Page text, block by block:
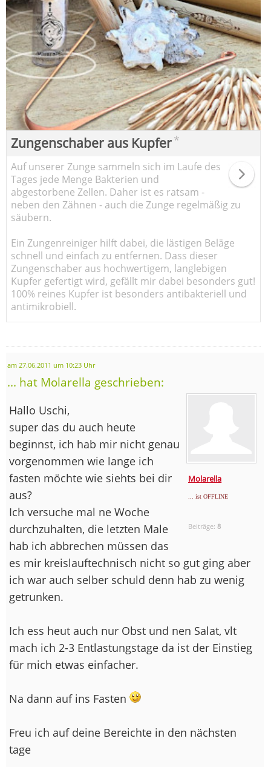
Zungenschaber aus Kupfer*
Auf unserer Zunge sammeln sich im Laufe des
Tages jede Menge Bakterien und
abgestorbene Zellen. Daher ist es ratsam -
neben den Zähnen - auch die Zunge regelmäßig zu
säubern.
Ein Zungenreiniger hilft dabei, die lästigen Beläge
schnell und einfach zu entfernen. Dass dieser
Zungenschaber aus hochwertigem, langlebigen
Kupfer gefertigt wird, gefällt mir dabei besonders gut!
100% reines Kupfer ist besonders antibakteriell und
antimikrobiell.
am 27.06.2011 um 10:23 Uhr
... hat Molarella geschrieben:
Molarella
... ist OFFLINE
Beiträge:8
Hallo Uschi,
super das du auch heute
beginnst, ich hab mir nicht genau
vorgenommen wie lange ich
fasten möchte wie siehts bei dir
aus?
Ich versuche mal ne Woche
durchzuhalten, die letzten Male
hab ich abbrechen müssen das
es mir kreislauftechnisch nicht so gut ging aber
ich war auch selber schuld denn hab zu wenig
getrunken.
Ich ess heut auch nur Obst und nen Salat, vlt
mach ich 2-3 Entlastungstage da ist der Einstieg
für mich etwas einfacher.
Na dann auf ins Fasten
Freu ich auf deine Bereichte in den nächsten
tage